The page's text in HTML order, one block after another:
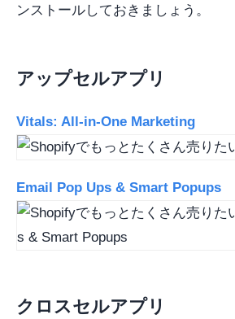
ンストールしておきましょう。
アップセルアプリ
Vitals: All‑in‑One Marketing
Email Pop Ups & Smart Popups
クロスセルアプリ